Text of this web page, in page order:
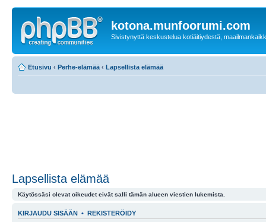
kotona.munfoorumi.com
Sivistynyttä keskustelua kotiäitiydestä,
Etusivu ‹ Perhe-elämää ‹ Lapsellista elämää
Lapsellista elämää
Käytössäsi olevat oikeudet eivät salli tämän alueen viestien lukemista.
KIRJAUDU SISÄÄN • REKISTERÖIDY